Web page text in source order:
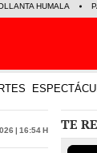
HUMALA
| 16:54 h TE